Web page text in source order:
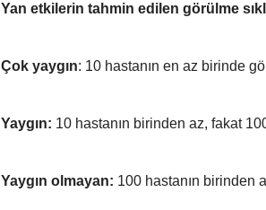
Yan etkilerin tahmin edilen görülme
Çok yaygın: 10 hastanın en az birinde
Yaygın: 10 hastanın birinden az, fakat
Yaygın olmayan: 100 hastanın birinden